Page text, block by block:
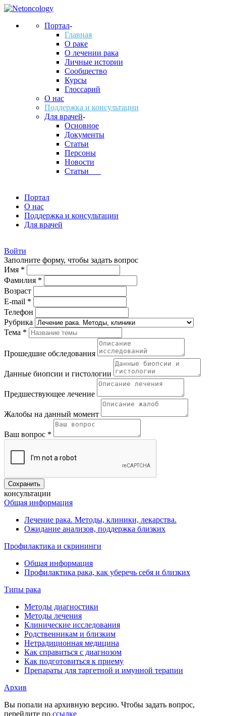
Портал-
Главная
О раке
О лечении рака
Личные истории
Сообщество
Курсы
Глоссарий
О нас
Поддержка и консультации
Для врачей-
Основное
Документы
Статьи
Персоны
Новости
Статьи___
Портал
О нас
Поддержка и консультации
Для врачей
Войти
Заполните форму, чтобы задать вопрос
Имя *
Фамилия *
Возраст
E-mail *
Телефон
Рубрика
Тема *
Прошедшие обследования
Данные биопсии и гистологии
Предшествующее лечение
Жалобы на данный момент
Ваш вопрос *
консультации
Общая информация
Лечение рака. Методы, клиники, лекарства.
Ожидание анализов, поддержка близких
Профилактика и скрининги
Общая информация
Профилактика рака, как уберечь себя и близких
Типы рака
Методы диагностики
Методы лечения
Клинические исследования
Родственникам и близким
Нетрадиционная медицина
Как справиться с диагнозом
Как подготовиться к приему
Препараты для таргетной и имунной терапии
Архив
Вы попали на архивную версию. Чтобы задать вопрос,
перейдите по ссылке